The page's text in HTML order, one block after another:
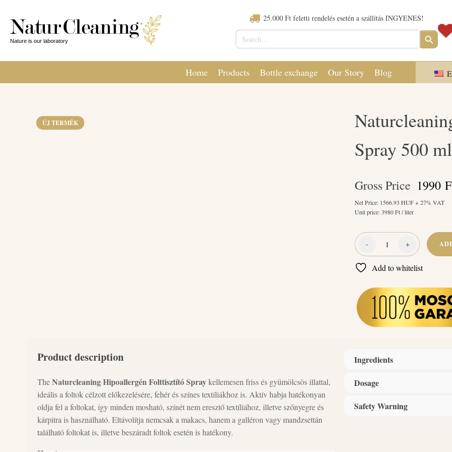
25.000 Ft feletti rendelés esetén a szállítás INGYENES!
Search
for:
SEARCH
BUTTON
Home Products Bottle exchange Our Story Blog
ÚJ TERMÉK
Spray 500 ml
Gross Price 1990
Net Price: 1566.93 HUF + 27% VAT
Unit price:3980Ft / liter
-
Naturcleaning
Hipoallergén
Folttisztító
500
ml
+
Add to whitelist
Product description
TheNaturcleaning Hipoallergén Folttisztító Spraykellemesen friss és gyümölcsös illattal,
ideális a foltok célzott előkezelésére, fehér és színes textíliákhoz is. Aktív habja hatékonyan
oldja fel a foltokat, így minden mosható, színét nem eresztő textíliához, illetve szőnyegre és
kárpitra is használható. Eltávolítja nemcsak a makacs, hanem a galléron vagy mandzsettán
található foltokat is, illetve beszáradt foltok esetén is hatékony.
Ingredients
Összetevők: anionos
nál kevesebb, oldószer 5%-nál
Dosage
How to use:
Safety Warning